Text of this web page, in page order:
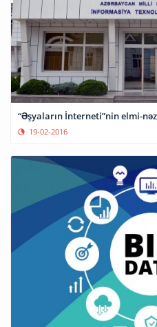
“Əşyaların İnterneti”nin elmi-
19-02-2016